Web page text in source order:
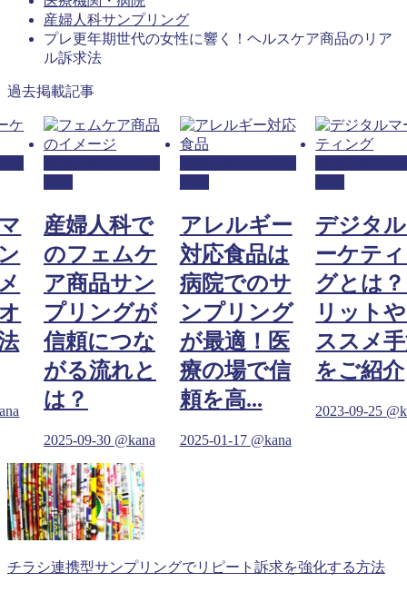
産婦人科サンプリング
プレ更年期世代の女性に響く！ヘルスケア商品のリア
ル訴求法
過去掲載記事
産婦人科で
のフェムケ
ア商品サン
プリングが
信頼につな
がる流れと
は？
2025-09-30 @kana
アレルギー
対応食品は
病院でのサ
ンプリング
が最適！医
療の場で信
頼を高...
2025-01-17 @kana
デジタ
ーケテ
グとは
リット
ススメ
をご紹介
2023-09-25
チラシ連携型サンプリングでリピート訴求を強化する方法